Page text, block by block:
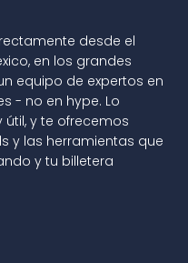
desde el
en los grandes
equipo de expertos en
- no en hype. Lo
y te ofrecemos
y las herramientas que
y tu billetera